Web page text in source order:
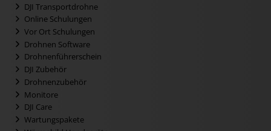
DJI Transportdrohne
Online Schulungen
Vor Ort Schulungen
Drohnen Software
Drohnenführerschein
DJI Zubehör
Drohnenzubehör
Monitore
DJI Care
Wartungspakete